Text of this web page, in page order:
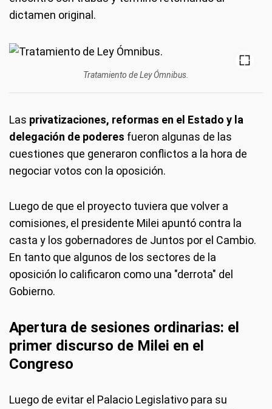
dictamen original.
Tratamiento de Ley Ómnibus.
Las privatizaciones, reformas en el Estado y la
delegación de poderes fueron algunas de las
cuestiones que generaron conflictos a la hora de
negociar votos con la oposición.
Luego de que el proyecto tuviera que volver a
comisiones, el presidente Milei apuntó contra la
casta y los gobernadores de Juntos por el Cambio.
En tanto que algunos de los sectores de la
oposición lo calificaron como una "derrota" del
Gobierno.
Apertura de sesiones ordinarias: el
primer discurso de Milei en el
Congreso
Luego de evitar el Palacio Legislativo para su